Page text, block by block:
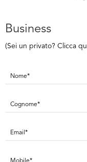
Business
(Sei un privato? Clicca